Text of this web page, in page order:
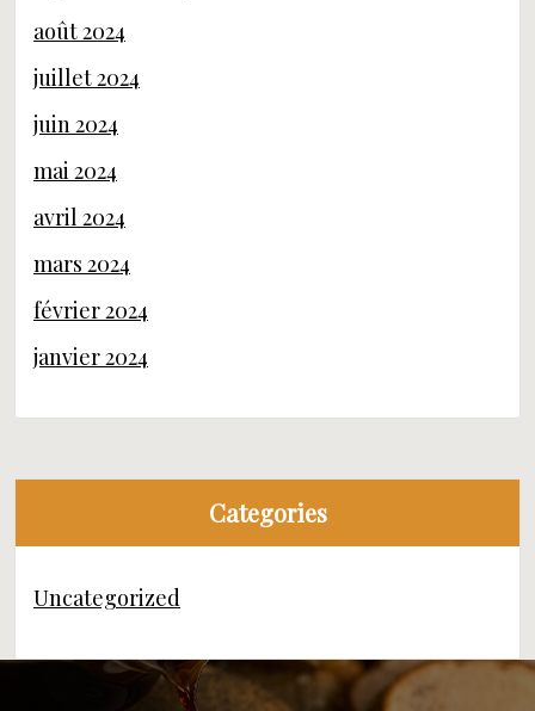
août 2024
juillet 2024
juin 2024
mai 2024
avril 2024
mars 2024
février 2024
janvier 2024
Categories
Uncategorized